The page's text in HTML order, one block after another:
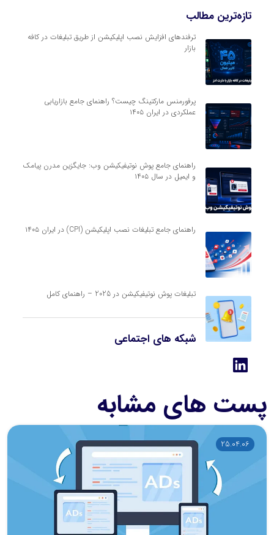
تازه‌ترین مطالب
ترفندهای افزایش نصب اپلیکیشن از طریق تبلیغات در کافه
بازار
پرفورمنس مارکتینگ چیست؟ راهنمای جامع بازاریابی
عملکردی در ایران ۱۴۰۵
راهنمای جامع پوش نوتیفیکیشن وب: جایگزین مدرن پیامک
و ایمیل در سال ۱۴۰۵
راهنمای جامع تبلیغات نصب اپلیکیشن (CPI) در ایران ۱۴۰۵
تبلیغات پوش نوتیفیکیشن در 2025 – راهنمای کامل
شبکه های اجتماعی
پست های مشابه
25.04.06